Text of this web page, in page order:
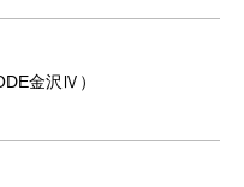
金沢Ⅳ）